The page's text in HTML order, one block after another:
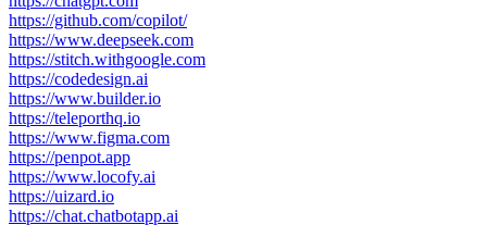
https://github.com/copilot/
https://www.deepseek.com
https://stitch.withgoogle.com
https://codedesign.ai
https://www.builder.io
https://teleporthq.io
https://www.figma.com
https://penpot.app
https://www.locofy.ai
https://uizard.io
https://chat.chatbotapp.ai